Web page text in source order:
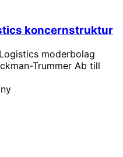
koncernstruktur
moderbolag
Trummer Ab till